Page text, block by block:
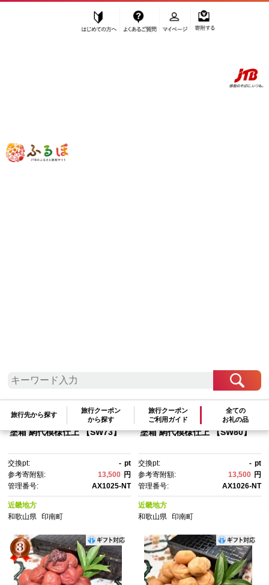
ふるぽ JTBのふるさと納税サイト
旅行先から探す
旅行クーポン
から探す
旅行クーポン
ご利用ガイド
全ての
お礼の品
”民芸品・工芸品” 和歌山県
高級南高梅 白干梅400g入 紀州
塗箱 網代模様仕上 【SW73】
交換pt: - pt
参考寄附額:
13,500 円
管理番号:
AX1025-NT
近畿地方
和歌山県
印南町
高級南高梅うす塩400g入 紀州
塗箱 網代模様仕上 【SW80】
交換pt: - pt
参考寄附額:
13,500 円
管理番号:
AX1026-NT
近畿地方
和歌山県 印南町